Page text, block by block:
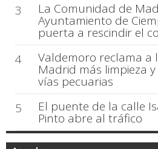
3
La Comunidad de
Ayuntamiento de
puerta a rescindir el
4
Valdemoro reclama a
Madrid más limpieza
vías pecuarias
5
El puente de la calle
Pinto abre al tráfico